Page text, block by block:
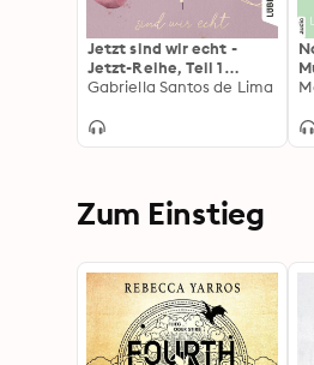
Jetzt sind wir echt -
Jetzt-Reihe, Teil 1
(Ungekürzt)
Gabriella Santos de Lima
Zum Einstieg